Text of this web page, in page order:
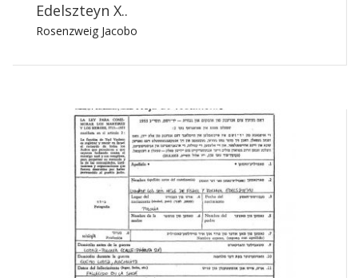
Edelszteyn X..
Rosenzweig Jacobo